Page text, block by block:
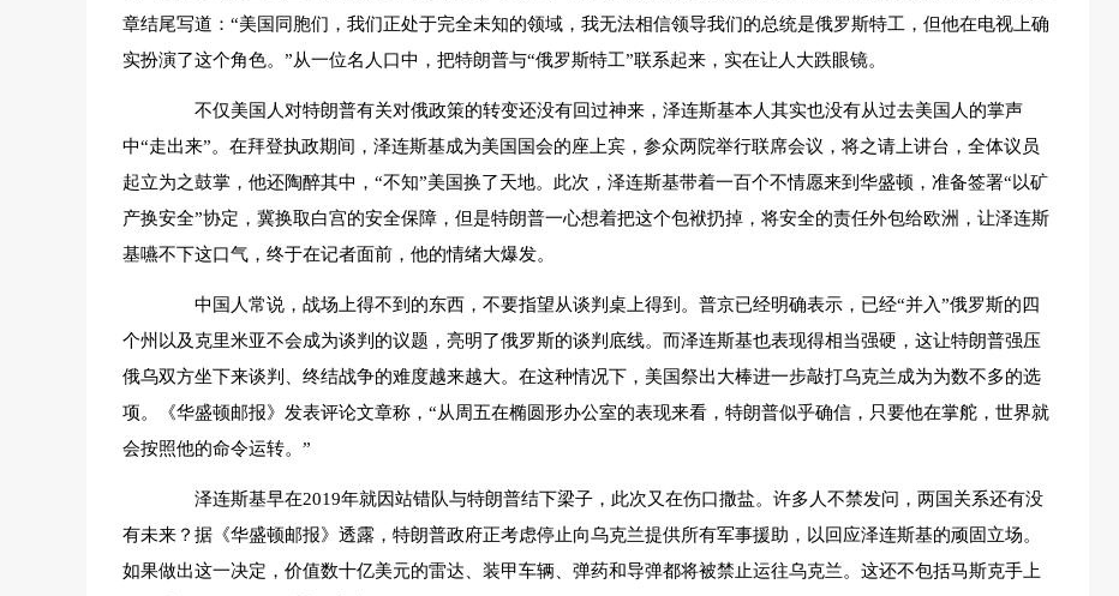
章结尾写道：“美国同胞们，我们正处于完全未知的领域，我无法相信领导我们的总统是俄罗斯特工，但他在电视上确
实扮演了这个角色。”从一位名人口中，把特朗普与“俄罗斯特工”联系起来，实在让人大跌眼镜。
不仅美国人对特朗普有关对俄政策的转变还没有回过神来，泽连斯基本人其实也没有从过去美国人的掌声
中“走出来”。在拜登执政期间，泽连斯基成为美国国会的座上宾，参众两院举行联席会议，将之请上讲台，全体议员
起立为之鼓掌，他还陶醉其中，“不知”美国换了天地。此次，泽连斯基带着一百个不情愿来到华盛顿，准备签署“以矿
产换安全”协定，冀换取白宫的安全保障，但是特朗普一心想着把这个包袱扔掉，将安全的责任外包给欧洲，让泽连斯
基嚥不下这口气，终于在记者面前，他的情绪大爆发。
中国人常说，战场上得不到的东西，不要指望从谈判桌上得到。普京已经明确表示，已经“并入”俄罗斯的四
个州以及克里米亚不会成为谈判的议题，亮明了俄罗斯的谈判底线。而泽连斯基也表现得相当强硬，这让特朗普强压
俄乌双方坐下来谈判、终结战争的难度越来越大。在这种情况下，美国祭出大棒进一步敲打乌克兰成为为数不多的选
项。《华盛顿邮报》发表评论文章称，“从周五在椭圆形办公室的表现来看，特朗普似乎确信，只要他在掌舵，世界就
会按照他的命令运转。”
泽连斯基早在2019年就因站错队与特朗普结下梁子，此次又在伤口撒盐。许多人不禁发问，两国关系还有没
有未来？据《华盛顿邮报》透露，特朗普政府正考虑停止向乌克兰提供所有军事援助，以回应泽连斯基的顽固立场。
如果做出这一决定，价值数十亿美元的雷达、装甲车辆、弹药和导弹都将被禁止运往乌克兰。这还不包括马斯克手上